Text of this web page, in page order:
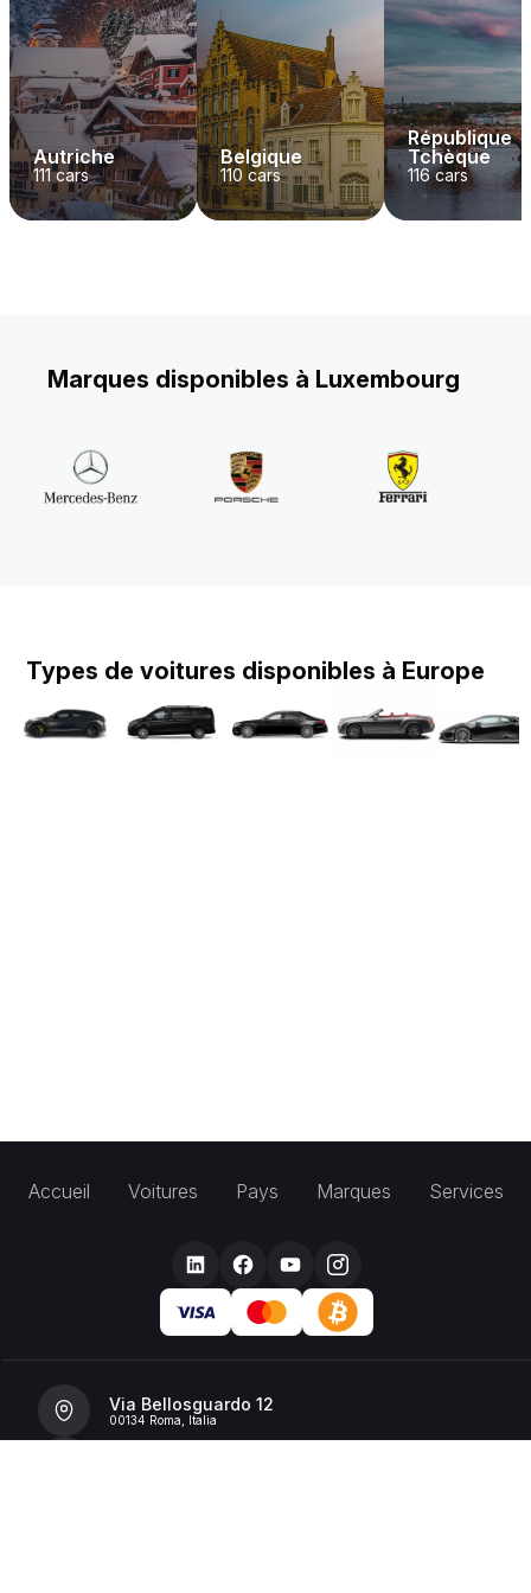
Autriche
111cars
Belgique
110 cars
République
Tchèque
116cars
Marques disponibles à Luxembourg
Types de voitures disponibles à Europe
Accueil Voitures Pays Marques Services
Via Bellosguardo 12
00134 Roma, Italia